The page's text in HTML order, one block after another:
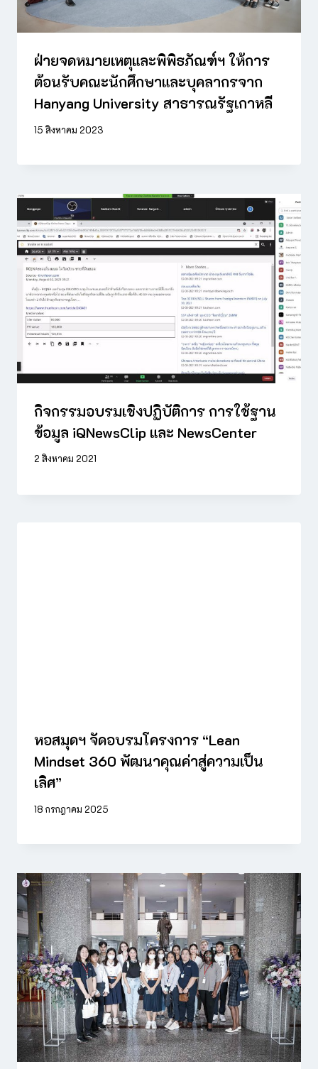
ฝ่ายจดหมายเหตุและพิพิธภัณฑ์ฯ ให้การ
ต้อนรับคณะนักศึกษาและบุคลากรจาก
Hanyang University สาธารณรัฐเกาหลี
15 สิงหาคม 2023
กิจกรรมอบรมเชิงปฏิบัติการ การใช้ฐาน
ข้อมูล iQNewsClip และ NewsCenter
2 สิงหาคม 2021
หอสมุดฯ จัดอบรมโครงการ “Lean
Mindset 360 พัฒนาคุณค่าสู่ความเป็น
เลิศ”
18 กรกฎาคม 2025